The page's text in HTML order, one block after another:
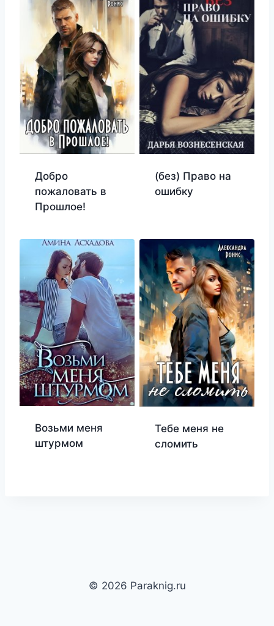
Добро
пожаловать в
Прошлое!
(без) Право на
ошибку
Возьми меня
штурмом
Тебе меня не
сломить
© 2026 Paraknig.ru